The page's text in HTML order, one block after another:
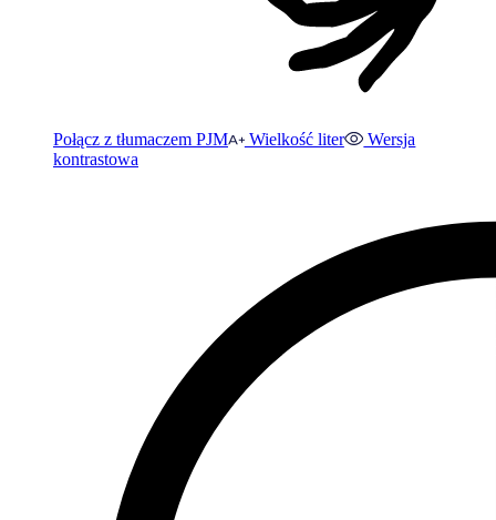
Połącz z tłumaczem PJM Wielkość liter
Wersja
kontrastowa